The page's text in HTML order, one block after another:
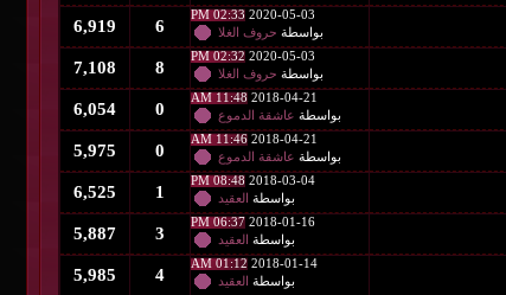
2020-05-03
02:33 PM
بواسطة حروف الغلا 6
6,919
2020-05-03
02:32 PM
بواسطة حروف الغلا 8
7,108
2018-04-21
11:48 AM
بواسطة عاشقة الدموع 0
6,054
2018-04-21
11:46 AM
بواسطة عاشقة الدموع 0
5,975
2018-03-04
08:48 PM
بواسطة العقيد 1
6,525
2018-01-16
06:37 PM
بواسطة العقيد 3
5,887
2018-01-14
01:12 AM
بواسطة العقيد 4
5,985